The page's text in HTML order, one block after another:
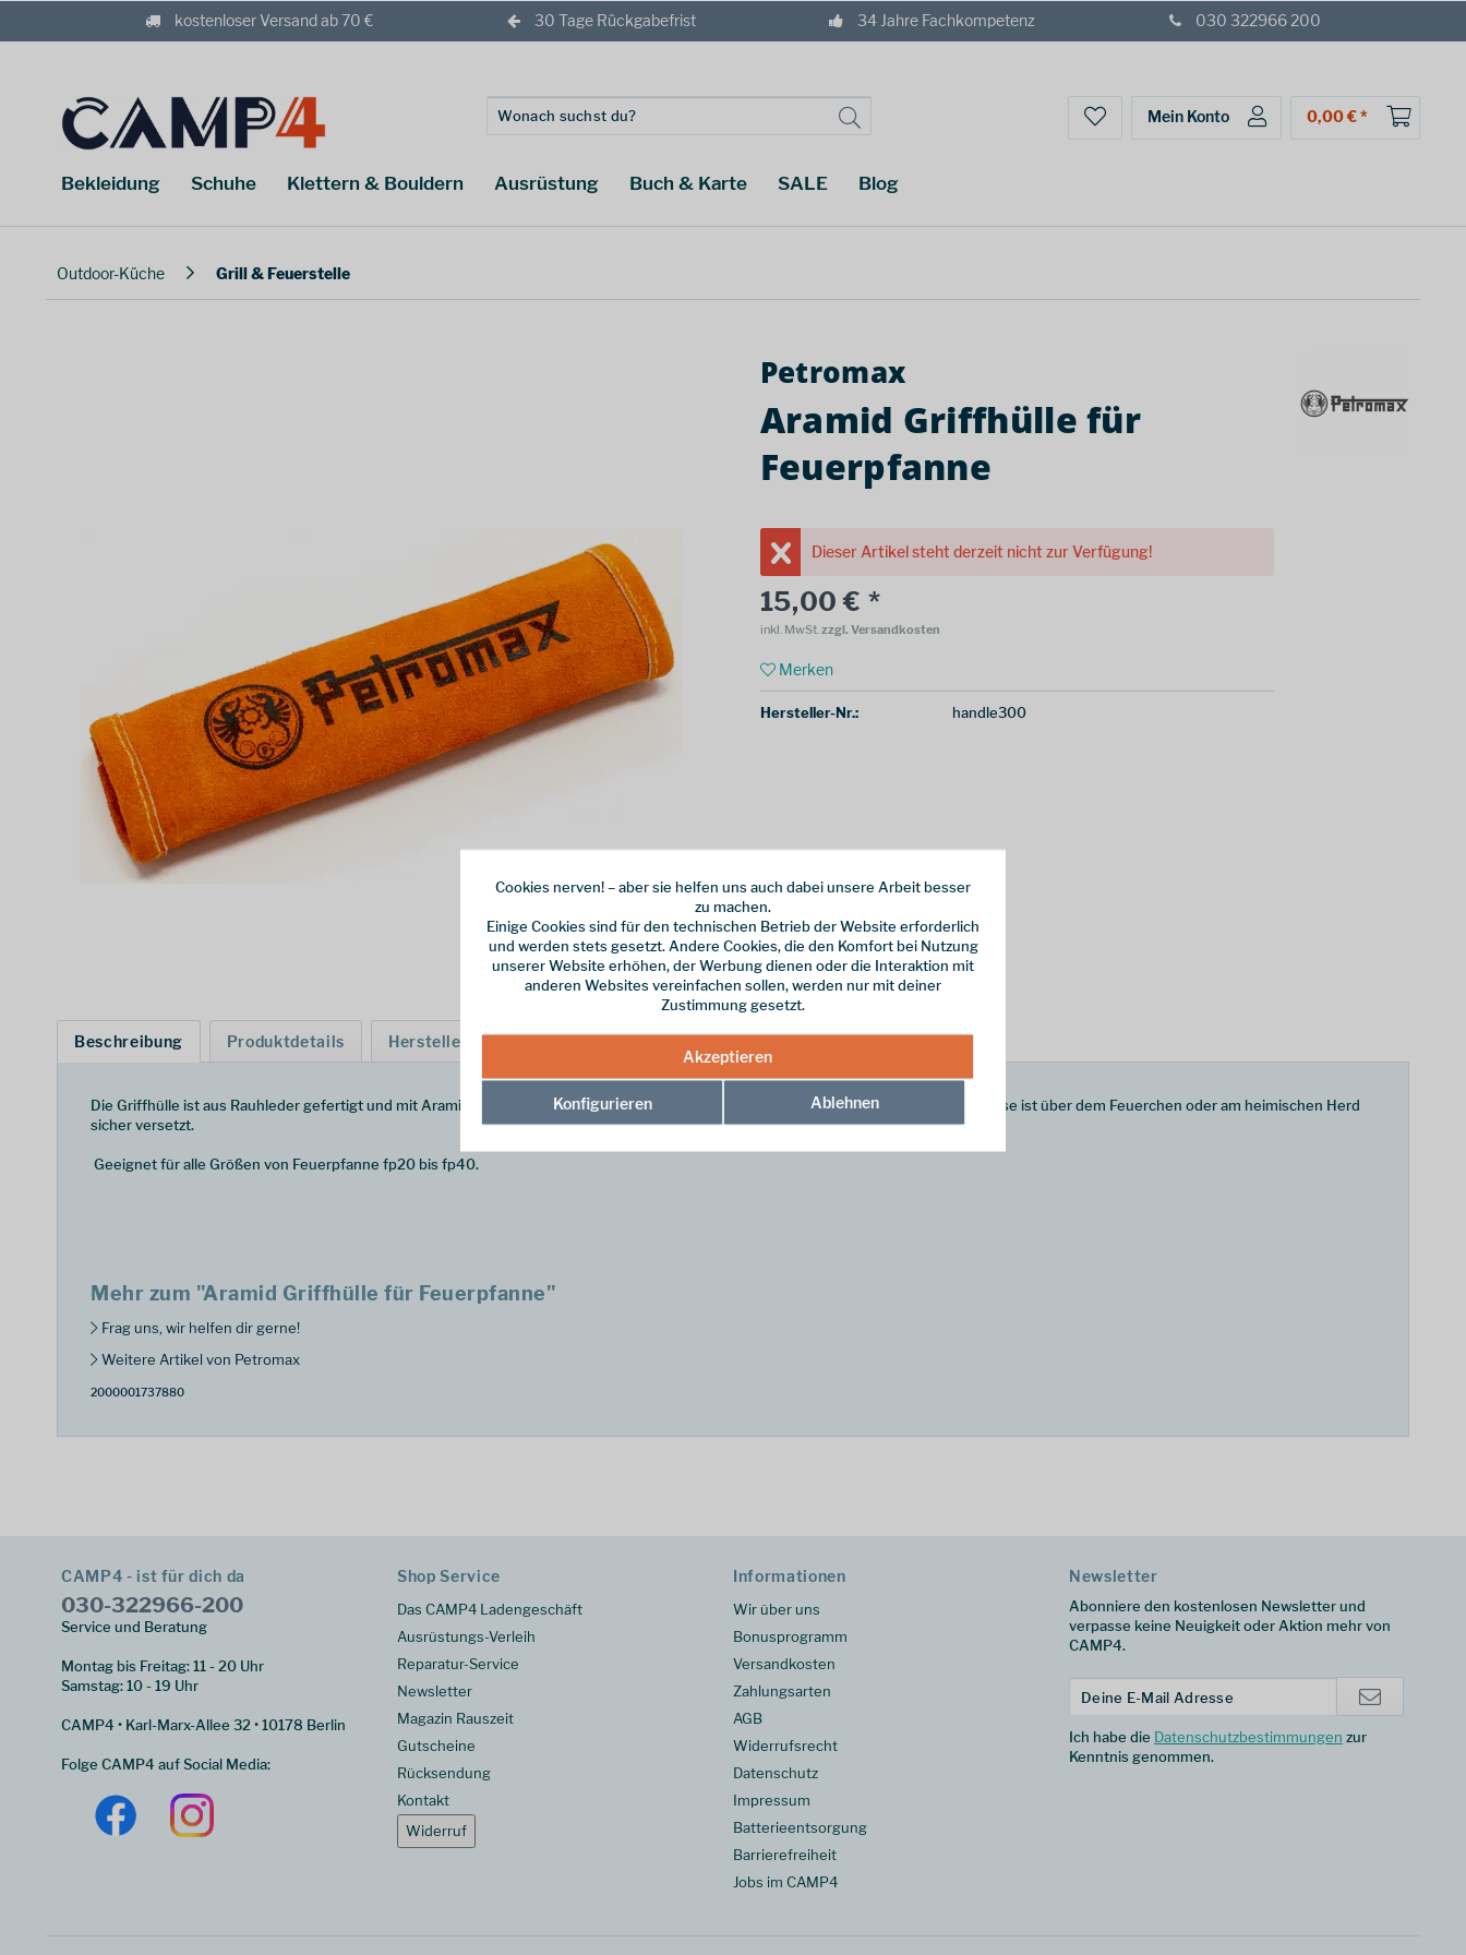
kostenloser Versand ab 70 € 30 Tage Rückgabefrist 34 Jahre Fachkompetenz 030 322966 200
Mein Konto 0,00 € *
Bekleidung Schuhe Klettern & Bouldern Ausrüstung Buch & Karte SALE Blog
Outdoor-Küche Grill & Feuerstelle
Petromax
Aramid Griffhülle für
Feuerpfanne
Dieser Artikel steht derzeit nicht zur Verfügung!
15,00 € *
inkl. MwSt.zzgl. Versandkosten
Merken
Hersteller-Nr.: handle300
Beschreibung Produktdetails Hersteller
Die Griffhülle ist aus Rauhleder gefertigt und mit Aramidfasern durchzogen. Diese bringen guten Halt am Griff der Feuerpfanne und diese ist über dem Feuerchen oder am heimischen Herd
sicher versetzt.
Geeignet für alle Größen von Feuerpfanne fp20 bis fp40.
Mehr zum "Aramid Griffhülle für Feuerpfanne"
Frag uns, wir helfen dir gerne!
Weitere Artikel von Petromax
2000001737880
CAMP4 - ist für dich da
030-322966-200
Service und Beratung
Montag bis Freitag: 11 - 20 Uhr
Samstag: 10 - 19 Uhr
CAMP4 • Karl-Marx-Allee 32 • 10178 Berlin
Folge CAMP4 auf Social Media:
Shop Service
Das CAMP4 Ladengeschäft
Ausrüstungs-Verleih
Reparatur-Service
Newsletter
Magazin Rauszeit
Gutscheine
Rücksendung
Kontakt
Widerruf
Informationen
Wir über uns
Bonusprogramm
Versandkosten
Zahlungsarten
AGB
Widerrufsrecht
Datenschutz
Impressum
Batterieentsorgung
Barrierefreiheit
Jobs im CAMP4
Newsletter
Abonniere den kostenlosen Newsletter und
verpasse keine Neuigkeit oder Aktion mehr von
CAMP4.
Ich habe die Datenschutzbestimmungen zur
Kenntnis genommen.
Cookies nerven! – aber sie helfen uns auch dabei unsere Arbeit besser
zu machen.
Einige Cookies sind für den technischen Betrieb der Website erforderlich
und werden stets gesetzt. Andere Cookies, die den Komfort bei Nutzung
unserer Website erhöhen, der Werbung dienen oder die Interaktion mit
anderen Websites vereinfachen sollen, werden nur mit deiner
Zustimmung gesetzt.
Akzeptieren
Konfigurieren Ablehnen